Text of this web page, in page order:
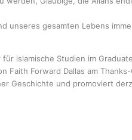
unseres gesamten Lebens
islamische Studien im
Forward Dallas am
Geschichte und promoviert